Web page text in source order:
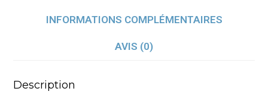
INFORMATIONS COMPLÉMENTAIRES
AVIS (0)
Description